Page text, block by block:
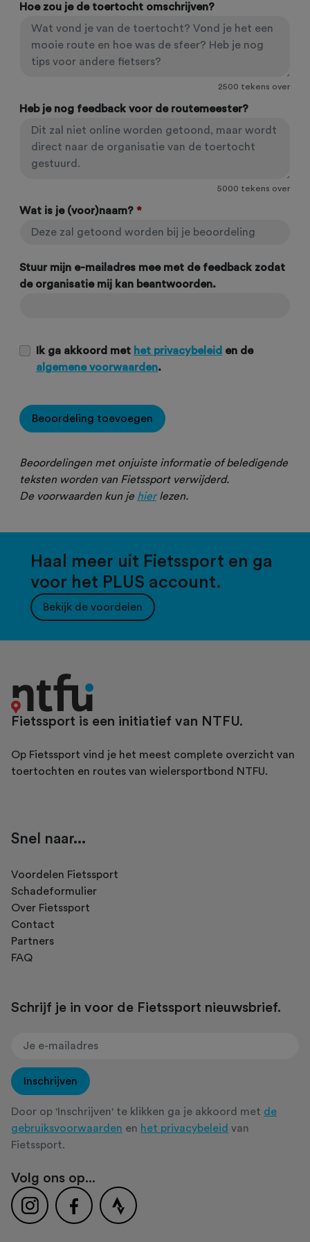
Hoe zou je de toertocht omschrijven?
2500 tekens over
Heb je nog feedback voor de routemeester?
5000 tekens over
Wat is je (voor)naam? *
Stuur mijn e-mailadres mee met de feedback zodat
de organisatie mij kan beantwoorden.
Ik ga akkoord met het privacybeleid en de
algemene voorwaarden.
Beoordeling toevoegen
Beoordelingen met onjuiste informatie of beledigende
teksten worden van Fietssport verwijderd.
De voorwaarden kun je hierlezen.
Haal meer uit Fietssport en ga
voor het PLUS account.
Bekijk de voordelen
Fietssport is een initiatief van NTFU.
Op Fietssport vind je het meest complete overzicht van
toertochten en routes van wielersportbond NTFU.
Snel naar...
Voordelen Fietssport
Schadeformulier
Over Fietssport
Contact
Partners
FAQ
Schrijf je in voor de Fietssport nieuwsbrief.
Inschrijven
Door op 'Inschrijven' te klikken ga je akkoord met de
gebruiksvoorwaarden en het privacybeleid van
Fietssport.
Volg ons op...